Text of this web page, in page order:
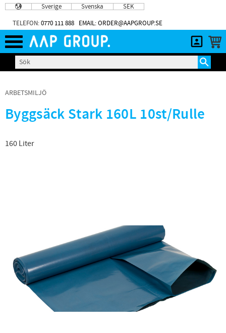
Meny
Sverige Svenska SEK
TELEFON:0770 111 888 EMAIL: ORDER@AAPGROUP.SE
ARBETSMILJÖ
Byggsäck Stark 160L 10st/Rulle
160 Liter